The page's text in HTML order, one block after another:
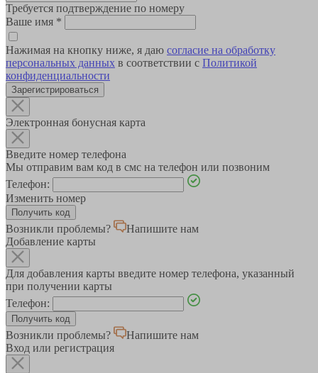
Требуется подтверждение по номеру
Ваше имя *
Нажимая на кнопку ниже, я даю согласие на обработку
персональных данных в соответствии с Политикой
конфиденциальности
Зарегистрироваться
Электронная бонусная карта
Введите номер телефона
Мы отправим вам код в смс на телефон или позвоним
Телефон:
Изменить номер
Возникли проблемы?
Напишите нам
Добавление карты
Для добавления карты введите номер телефона, указанный
при получении карты
Телефон:
Возникли проблемы?
Напишите нам
Вход или регистрация